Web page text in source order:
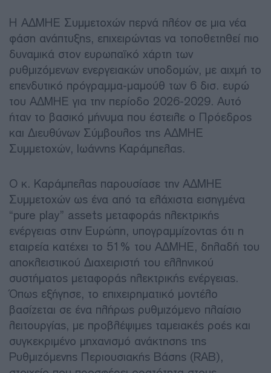
Η ΑΔΜΗΕ Συμμετοχών περνά πλέον σε μια νέα
φάση ανάπτυξης, επιχειρώντας να τοποθετηθεί πιο
δυναμικά στον ευρωπαϊκό χάρτη των
ρυθμιζόμενων ενεργειακών υποδομών, με αιχμή το
επενδυτικό πρόγραμμα-μαμούθ των 6 δισ. ευρώ
του ΑΔΜΗΕ για την περίοδο 2026-2029. Αυτό
ήταν το βασικό μήνυμα που έστειλε ο Πρόεδρος
και Διευθύνων Σύμβουλος της ΑΔΜΗΕ
Συμμετοχών, Ιωάννης Καράμπελας.
Ο κ. Καράμπελας παρουσίασε την ΑΔΜΗΕ
Συμμετοχών ως ένα από τα ελάχιστα εισηγμένα
“pure play” assets μεταφοράς ηλεκτρικής
ενέργειας στην Ευρώπη, υπογραμμίζοντας ότι η
εταιρεία κατέχει το 51% του ΑΔΜΗΕ, δηλαδή του
αποκλειστικού Διαχειριστή του ελληνικού
συστήματος μεταφοράς ηλεκτρικής ενέργειας.
Όπως εξήγησε, το επιχειρηματικό μοντέλο
βασίζεται σε ένα πλήρως ρυθμιζόμενο πλαίσιο
λειτουργίας, με προβλέψιμες ταμειακές ροές και
συγκεκριμένο μηχανισμό ανάκτησης της
Ρυθμιζόμενης Περιουσιακής Βάσης (RAB),